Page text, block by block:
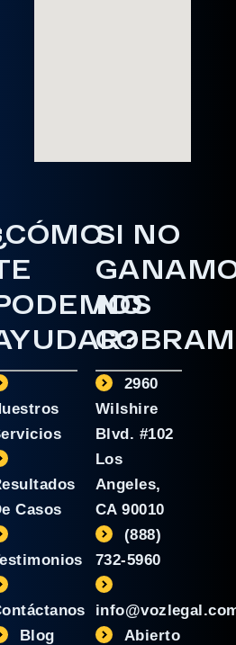
Casos
Blog
SI NO
NO
2960
Wilshire
Blvd. #102
Los
Angeles,
CA 90010
(888)
732-5960
Abierto